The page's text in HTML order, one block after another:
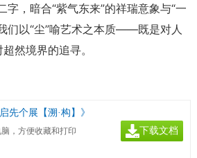
字，暗合“紫气东来”的祥瑞意象与“一
们以“尘”喻艺术之本质——既是对人
然境界的追寻。
先个展【溯·构】》
，方便收藏和打印
下载文档